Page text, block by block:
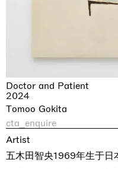
Doctor and Patient
2024
Tomoo Gokita
cta_enquire
Artist
五木田智央1969年生于日